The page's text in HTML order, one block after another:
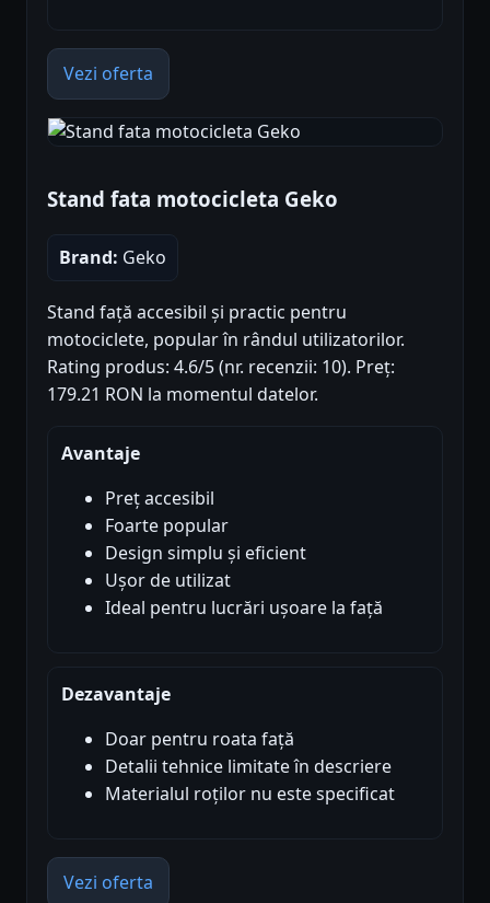
Vezi oferta
Stand fata motocicleta Geko
Brand: Geko
Stand față accesibil și practic pentru
motociclete, popular în rândul utilizatorilor.
Rating produs: 4.6/5 (nr. recenzii: 10). Preț:
179.21 RON la momentul datelor.
Avantaje
Preț accesibil
Foarte popular
Design simplu și eficient
Ușor de utilizat
Ideal pentru lucrări ușoare la față
Dezavantaje
Doar pentru roata față
Detalii tehnice limitate în descriere
Materialul roților nu este specificat
Vezi oferta